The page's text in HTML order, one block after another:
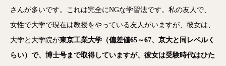
さんが多いです。これは完全にNGな学習法です。私の友人で、
女性で大学で現在は教授をやっている友人がいますが、彼女は、
大学と大学院が東京工業大学（偏差値65～67、京大と同レベルく
らい）で、博士号まで取得していますが、彼女は受験時代はひた